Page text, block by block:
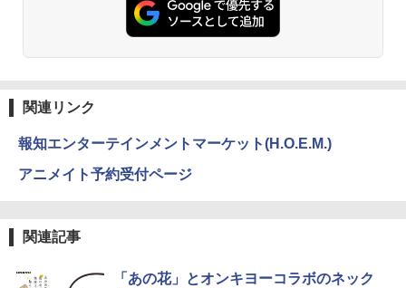
関連リンク
報知エンターテインメントマーケット(H.O.E.M.)
アニメイト予約受付ページ
関連記事
「あの花」とオンキヨーコラボのネック